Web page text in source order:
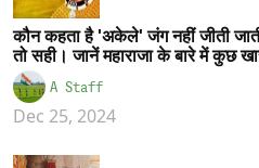
कौन कहता है 'अकेले' जंग नहीं जीती
तो सही। जानें महाराजा के बारे में कुछ
A Staff
Dec 25, 2024